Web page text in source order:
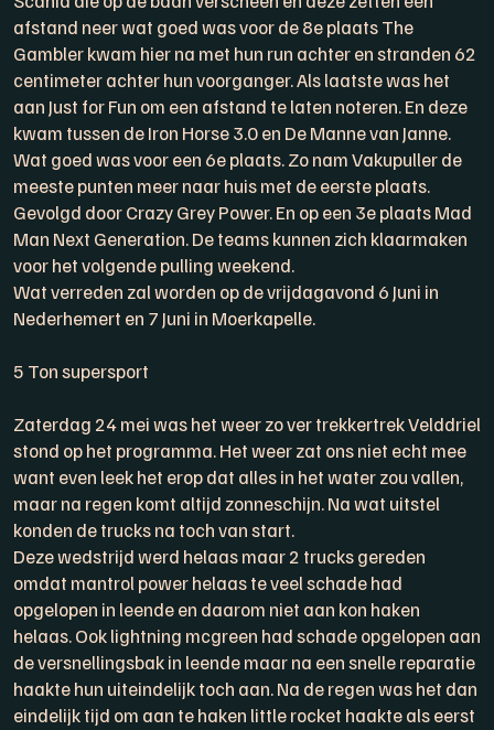
afstand neer wat goed was voor de 8e plaats The
Gambler kwam hier na met hun run achter en stranden 62
centimeter achter hun voorganger. Als laatste was het
aan Just for Fun om een afstand te laten noteren. En deze
kwam tussen de Iron Horse 3.0 en De Manne van Janne.
Wat goed was voor een 6e plaats. Zo nam Vakupuller de
meeste punten meer naar huis met de eerste plaats.
Gevolgd door Crazy Grey Power. En op een 3e plaats Mad
Man Next Generation. De teams kunnen zich klaarmaken
voor het volgende pulling weekend.
Wat verreden zal worden op de vrijdagavond 6 Juni in
Nederhemert en 7 Juni in Moerkapelle.
5 Ton supersport
Zaterdag 24 mei was het weer zo ver trekkertrek Velddriel
stond op het programma. Het weer zat ons niet echt mee
want even leek het erop dat alles in het water zou vallen,
maar na regen komt altijd zonneschijn. Na wat uitstel
konden de trucks na toch van start.
Deze wedstrijd werd helaas maar 2 trucks gereden
omdat mantrol power helaas te veel schade had
opgelopen in leende en daarom niet aan kon haken
helaas. Ook lightning mcgreen had schade opgelopen aan
de versnellingsbak in leende maar na een snelle reparatie
haakte hun uiteindelijk toch aan. Na de regen was het dan
eindelijk tijd om aan te haken little rocket haakte als eerst